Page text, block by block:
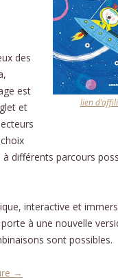
lien
des
est
et
différents parcours
interactive et
à une nouvelle
sont possibles.
→